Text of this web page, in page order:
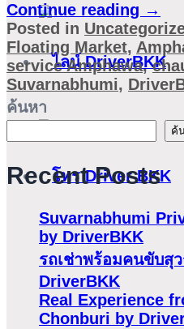
Continue reading →
Posted in
Floating Market,
service Amphawa,
Suvarnabhumi,
ค้นหา
ค้
Recent Posts
Suvarnabhumi
by DriverBKK
รถเช่าพร้อมคนขับสุ
DriverBKK
Real Experience
Chonburi by